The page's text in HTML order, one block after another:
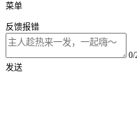
菜单
反馈报错
0/
发送